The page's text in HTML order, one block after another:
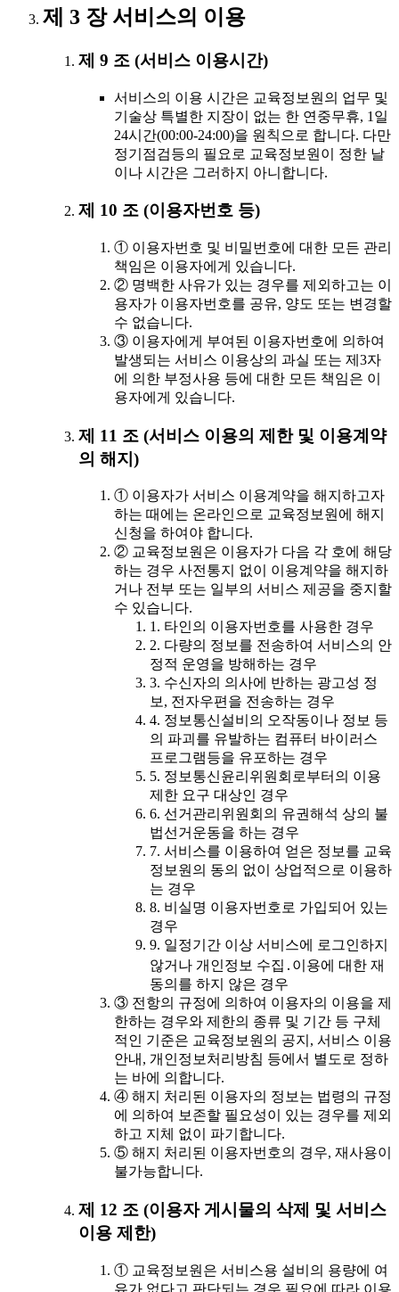
제 3 장 서비스의 이용
제 9 조 (서비스 이용시간)
서비스의 이용 시간은 교육정보원의 업무 및
기술상 특별한 지장이 없는 한 연중무휴, 1일
24시간(00:00-24:00)을 원칙으로 합니다. 다만
정기점검등의 필요로 교육정보원이 정한 날
이나 시간은 그러하지 아니합니다.
제 10 조 (이용자번호 등)
① 이용자번호 및 비밀번호에 대한 모든 관리
책임은 이용자에게 있습니다.
② 명백한 사유가 있는 경우를 제외하고는 이
용자가 이용자번호를 공유, 양도 또는 변경할
수 없습니다.
③ 이용자에게 부여된 이용자번호에 의하여
발생되는 서비스 이용상의 과실 또는 제3자
에 의한 부정사용 등에 대한 모든 책임은 이
용자에게 있습니다.
제 11 조 (서비스 이용의 제한 및 이용계약
의 해지)
① 이용자가 서비스 이용계약을 해지하고자
하는 때에는 온라인으로 교육정보원에 해지
신청을 하여야 합니다.
② 교육정보원은 이용자가 다음 각 호에 해당
하는 경우 사전통지 없이 이용계약을 해지하
거나 전부 또는 일부의 서비스 제공을 중지할
수 있습니다.
1. 타인의 이용자번호를 사용한 경우
2. 다량의 정보를 전송하여 서비스의 안
정적 운영을 방해하는 경우
3. 수신자의 의사에 반하는 광고성 정
보, 전자우편을 전송하는 경우
4. 정보통신설비의 오작동이나 정보 등
의 파괴를 유발하는 컴퓨터 바이러스
프로그램등을 유포하는 경우
5. 정보통신윤리위원회로부터의 이용
제한 요구 대상인 경우
6. 선거관리위원회의 유권해석 상의 불
법선거운동을 하는 경우
7. 서비스를 이용하여 얻은 정보를 교육
정보원의 동의 없이 상업적으로 이용하
는 경우
8. 비실명 이용자번호로 가입되어 있는
경우
9. 일정기간 이상 서비스에 로그인하지
않거나 개인정보 수집․이용에 대한 재
동의를 하지 않은 경우
③ 전항의 규정에 의하여 이용자의 이용을 제
한하는 경우와 제한의 종류 및 기간 등 구체
적인 기준은 교육정보원의 공지, 서비스 이용
안내, 개인정보처리방침 등에서 별도로 정하
는 바에 의합니다.
④ 해지 처리된 이용자의 정보는 법령의 규정
에 의하여 보존할 필요성이 있는 경우를 제외
하고 지체 없이 파기합니다.
⑤ 해지 처리된 이용자번호의 경우, 재사용이
불가능합니다.
제 12 조 (이용자 게시물의 삭제 및 서비스
이용 제한)
① 교육정보원은 서비스용 설비의 용량에 여
유가 없다고 판단되는 경우 필요에 따라 이용